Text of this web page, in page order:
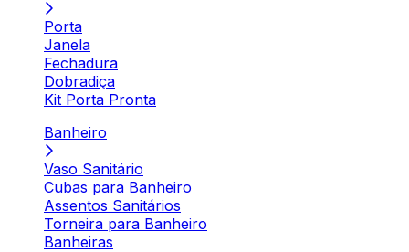
Porta
Janela
Fechadura
Dobradiça
Kit Porta Pronta
Banheiro
Vaso Sanitário
Cubas para Banheiro
Assentos Sanitários
Torneira para Banheiro
Banheiras